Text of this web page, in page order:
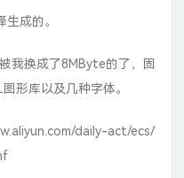
成的。
我换成了8MByte的了，固
形库以及几种字体。
daily-act/ecs/